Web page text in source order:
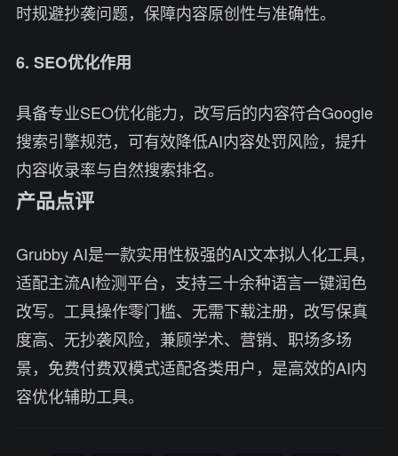
时规避抄袭问题，保障内容原创性与准确性。
6. SEO优化作用
具备专业SEO优化能力，改写后的内容符合Google
搜索引擎规范，可有效降低AI内容处罚风险，提升
内容收录率与自然搜索排名。
产品点评
Grubby AI是一款实用性极强的AI文本拟人化工具，
适配主流AI检测平台，支持三十余种语言一键润色
改写。工具操作零门槛、无需下载注册，改写保真
度高、无抄袭风险，兼顾学术、营销、职场多场
景，免费付费双模式适配各类用户，是高效的AI内
容优化辅助工具。